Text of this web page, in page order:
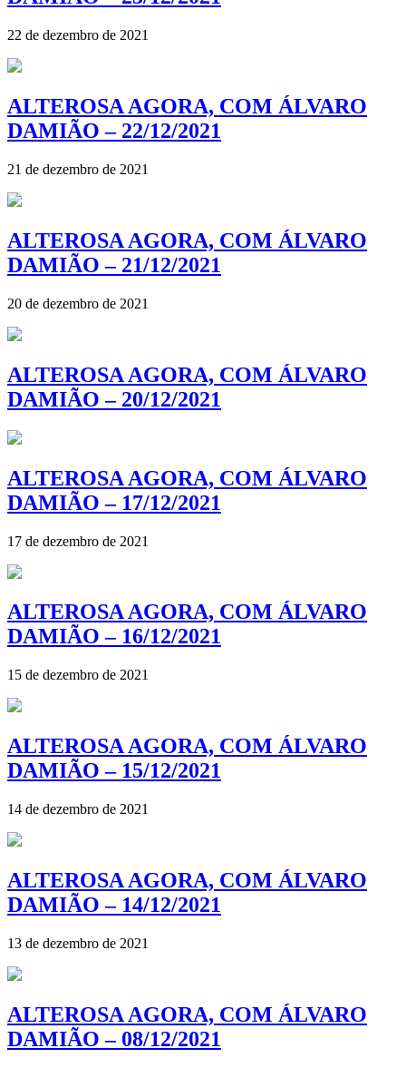
22 de dezembro de 2021
ALTEROSA AGORA, COM ÁLVARO
DAMIÃO – 22/12/2021
21 de dezembro de 2021
ALTEROSA AGORA, COM ÁLVARO
DAMIÃO – 21/12/2021
20 de dezembro de 2021
ALTEROSA AGORA, COM ÁLVARO
DAMIÃO – 20/12/2021
ALTEROSA AGORA, COM ÁLVARO
DAMIÃO – 17/12/2021
17 de dezembro de 2021
ALTEROSA AGORA, COM ÁLVARO
DAMIÃO – 16/12/2021
15 de dezembro de 2021
ALTEROSA AGORA, COM ÁLVARO
DAMIÃO – 15/12/2021
14 de dezembro de 2021
ALTEROSA AGORA, COM ÁLVARO
DAMIÃO – 14/12/2021
13 de dezembro de 2021
ALTEROSA AGORA, COM ÁLVARO
DAMIÃO – 08/12/2021